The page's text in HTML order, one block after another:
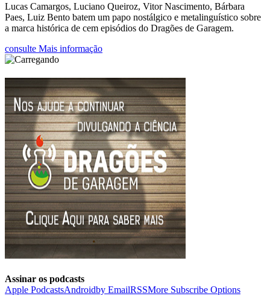
Lucas Camargos, Luciano Queiroz, Vitor Nascimento, Bárbara
Paes, Luiz Bento batem um papo nostálgico e metalinguístico sobre
a marca histórica de cem episódios do Dragões de Garagem.
consulte Mais informação
Assinar os podcasts
Apple PodcastsAndroidby EmailRSSMore Subscribe Options